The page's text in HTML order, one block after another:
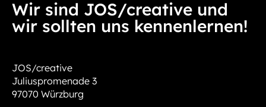
Wir sind JOS/creative und
wir sollten uns kennenlernen!
JOS/creative
Juliuspromenade 3
97070 Würzburg